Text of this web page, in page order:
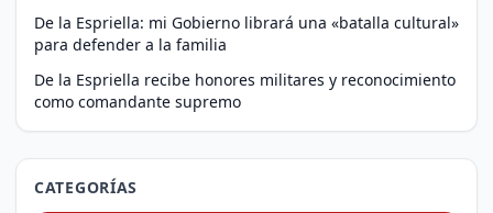
De la Espriella: mi Gobierno librará una «batalla cultural»
para defender a la familia
De la Espriella recibe honores militares y reconocimiento
como comandante supremo
CATEGORÍAS